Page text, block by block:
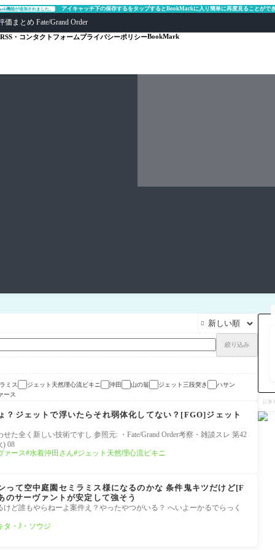
機能が追加されました。 アイキャッチ下の保存するをタップするとBookMarkに入り簡単に再度見ることがで
まとめ Fate/Grand Order
RSS・コンタクトフォームプライバシーポリシーBookMark

絞り込み
ミス ジェット天然理心流ビキニ 沖田 山の翁 ジェット三段突き
ハサン
ース
？ジェットで浮いたらそれ弱体化してない？[FGO]ジェット
た全く新しい技術ですし 参照元: ・Fate/Grand Order考察・雑談スレ 第42
) 08
ァース 水着沖田さん ジェット天然理心流ビキニ
って空中庭園セミラミス様になるのかな 条件鬼キツだけど[F
のサーヴァントが安定して強そう
ど誰もやらねーよ案件え？やったやつがいる？ へいよーかるでらっく
タ・J・ソウジ
事
を
検